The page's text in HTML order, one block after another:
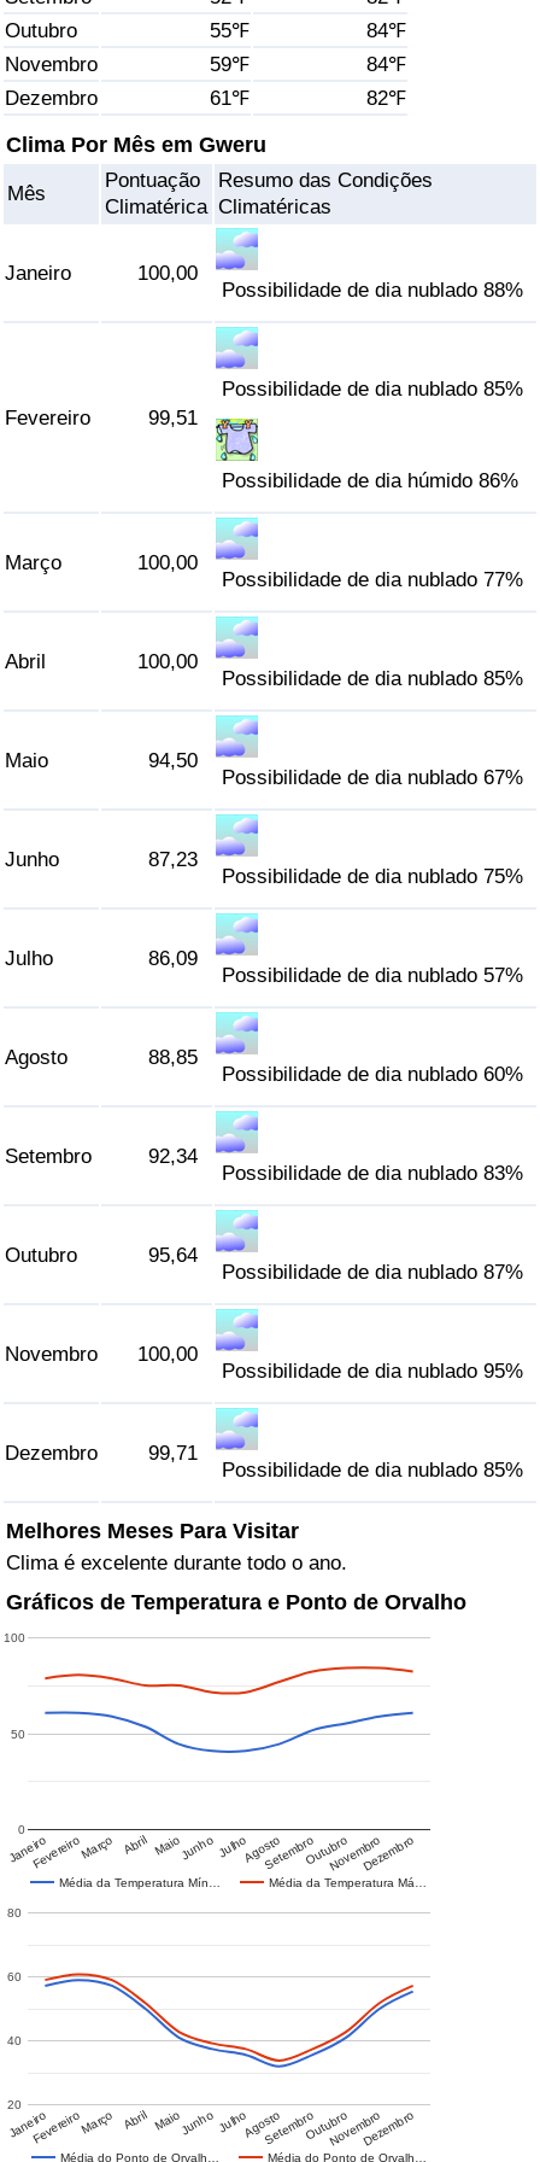
Outubro
55℉
84℉
Novembro
59℉
84℉
Dezembro
61℉ 82℉
Clima Por Mês em Gweru
Mês
Pontuação
Climatérica
Resumo das Condições
Climatéricas
Janeiro 100,00
Possibilidade de dia nublado 88%
Fevereiro 99,51
Possibilidade de dia nublado 85%
Possibilidade de dia húmido 86%
Março 100,00
Possibilidade de dia nublado 77%
Abril 100,00
Possibilidade de dia nublado 85%
Maio 94,50
Possibilidade de dia nublado 67%
Junho 87,23
Possibilidade de dia nublado 75%
Julho 86,09
Possibilidade de dia nublado 57%
Agosto 88,85
Possibilidade de dia nublado 60%
Setembro 92,34
Possibilidade de dia nublado 83%
Outubro 95,64
Possibilidade de dia nublado 87%
Novembro 100,00
Possibilidade de dia nublado 95%
Dezembro 99,71
Possibilidade de dia nublado 85%
Melhores Meses Para Visitar
Clima é excelente durante todo o ano.
Gráficos de Temperatura e Ponto de Orvalho
Média da Temperatura Mín… Média da Temperatura Má…
JaneiroFevereiroMarço Abril MaioJunho JulhoAgostoSetembroOutubroNovembroDezembro
0
50
100
Média do Ponto de Orvalh… Média do Ponto de Orvalh…
JaneiroFevereiroMarço Abril MaioJunho JulhoAgostoSetembroOutubroNovembroDezembro
20
40
60
80
Saúde
Indicador de Saúde (Atual)
Indicador de Saúde por País
Indicador de Poluição (Atual)
Índice de poluição
Indicador de Poluição por País
Indicador de Trânsito (Atual)
Indicador de Trânsito por País